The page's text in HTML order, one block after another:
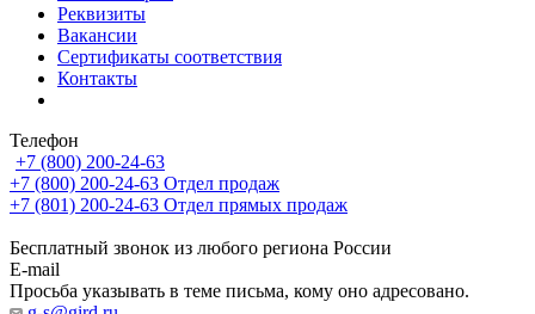
Реквизиты
Вакансии
Сертификаты соответствия
Контакты
Телефон
+7 (800) 200-24-63
+7 (800) 200-24-63 Отдел продаж
+7 (801) 200-24-63 Отдел прямых продаж
Бесплатный звонок из любого региона России
E-mail
Просьба указывать в теме письма, кому оно адресовано.